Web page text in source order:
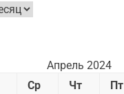
Апрель 2024
Ср Чт Пт